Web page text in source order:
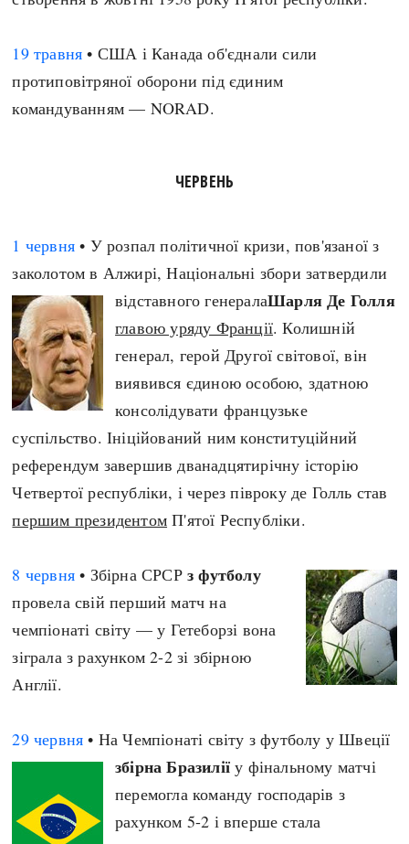
19 травня • США і Канада об'єднали сили
протиповітряної оборони під єдиним
командуванням — NORAD.
ЧЕРВЕНЬ
1 червня • У розпал політичної кризи, пов'язаної з
заколотом в Алжирі, Національні збори затвердили
відставного генералаШарля Де Голля
главою уряду Франції. Колишній
генерал, герой Другої світової, він
виявився єдиною особою, здатною
консолідувати французьке
суспільство. Ініційований ним конституційний
референдум завершив дванадцятирічну історію
Четвертої республіки, і через півроку де Голль став
першим президентом П'ятої Республіки.
8 червня • Збірна СРСРз футболу
провела свій перший матч на
чемпіонаті світу — у Гетеборзі вона
зіграла з рахунком 2-2 зі збірною
Англії.
29 червня • На Чемпіонаті світу з футболу у Швеції
збірна Бразилії у фінальному матчі
перемогла команду господарів з
рахунком 5-2 і вперше стала